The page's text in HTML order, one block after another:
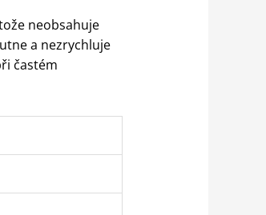
neobsahuje
a nezrychluje
častém